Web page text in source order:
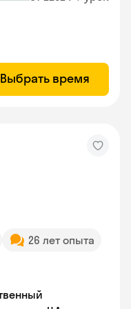
Выбрать время
26 лет опыта